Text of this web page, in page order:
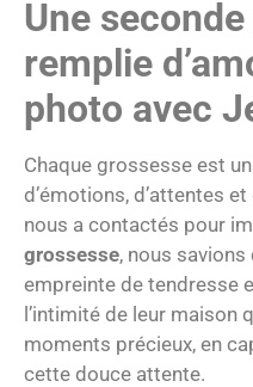
Une
remplie
photo avec
Chaque grossesse est
d’émotions, d’attentes
nous a contactés pour
grossesse, nous
empreinte de tendresse
l’intimité de leur maison
moments précieux, en
cette douce attente.